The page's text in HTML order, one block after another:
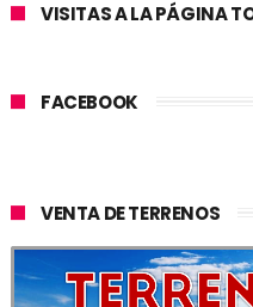
VISITAS A LA PÁGINA
FACEBOOK
VENTA DE TERRENOS